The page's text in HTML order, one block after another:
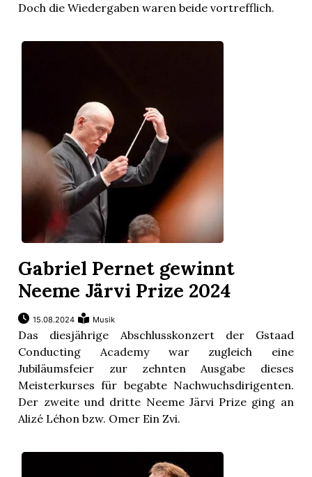
Doch die Wiedergaben waren beide vortrefflich.
Gabriel Pernet gewinnt
Neeme Järvi Prize 2024
15.08.2024 Musik
Das diesjährige Abschlusskonzert der Gstaad
Conducting Academy war zugleich eine
Jubiläumsfeier zur zehnten Ausgabe dieses
Meisterkurses für begabte Nachwuchsdirigenten.
Der zweite und dritte Neeme Järvi Prize ging an
Alizé Léhon bzw. Omer Ein Zvi.